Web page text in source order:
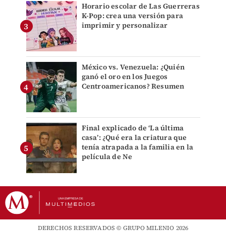
Horario escolar de Las Guerreras
K-Pop: crea una versión para
imprimir y personalizar
México vs. Venezuela: ¿Quién
ganó el oro en los Juegos
Centroamericanos? Resumen
Final explicado de ‘La última
casa’: ¿Qué era la criatura que
tenía atrapada a la familia en la
película de Ne
DERECHOS RESERVADOS © GRUPO MILENIO 2026